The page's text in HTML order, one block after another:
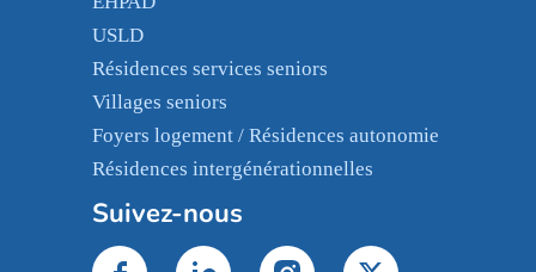
USLD
Résidences services seniors
Villages seniors
Foyers logement / Résidences autonomie
Résidences intergénérationnelles
Suivez-nous